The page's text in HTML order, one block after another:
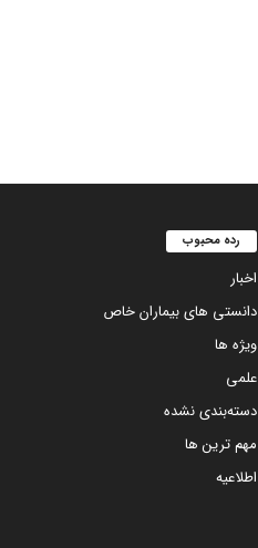
رده محبوب
اخبار
دانستی های بیماران خاص
ویژه ها
علمی
دسته‌بندی نشده
مهم ترین ها
اطلاعیه